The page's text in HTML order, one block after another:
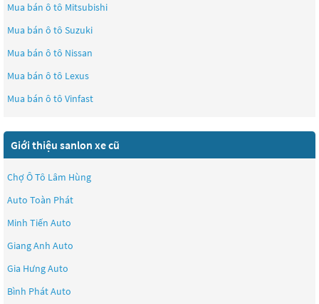
Mua bán ô tô Mitsubishi
Mua bán ô tô Suzuki
Mua bán ô tô Nissan
Mua bán ô tô Lexus
Mua bán ô tô Vinfast
Giới thiệu sanlon xe cũ
Chợ Ô Tô Lâm Hùng
Auto Toàn Phát
Minh Tiến Auto
Giang Anh Auto
Gia Hưng Auto
Bình Phát Auto